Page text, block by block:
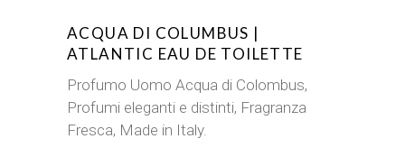
ACQUA DI COLUMBUS |
ATLANTIC EAU DE TOILETTE
Profumo Uomo Acqua di Colombus,
Profumi eleganti e distinti, Fragranza
Fresca, Made in Italy.